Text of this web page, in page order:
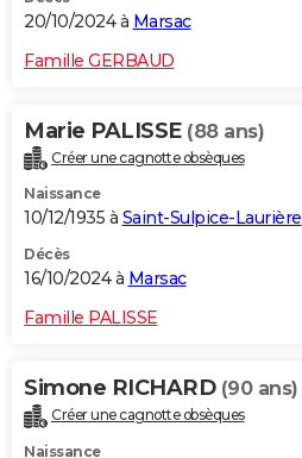
20/10/2024 à Marsac
Famille GERBAUD
Marie PALISSE (88 ans)
Créer une cagnotte obsèques
Naissance
10/12/1935 à Saint-Sulpice-Laurière
Décès
16/10/2024 à Marsac
Famille PALISSE
Simone RICHARD (90 ans)
Créer une cagnotte obsèques
Naissance